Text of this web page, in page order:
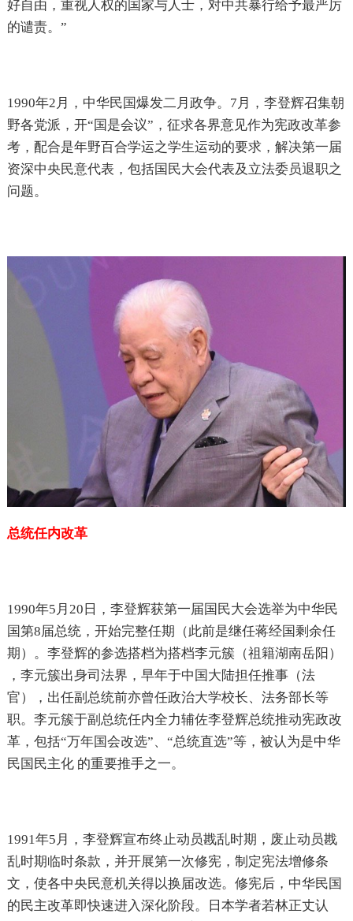
好自由，重视人权的国家与人士，对中共暴行给予最严厉
的谴责。”
1990年2月，中华民国爆发二月政争。7月，李登辉召集朝
野各党派，开“国是会议”，征求各界意见作为宪政改革参
考，配合是年野百合学运之学生运动的要求，解决第一届
资深中央民意代表，包括国民大会代表及立法委员退职之
问题。
总统任内改革
1990年5月20日，李登辉获第一届国民大会选举为中华民
国第8届总统，开始完整任期（此前是继任蒋经国剩余任
期）。李登辉的参选搭档为搭档李元簇（祖籍湖南岳阳）
，李元簇出身司法界，早年于中国大陆担任推事（法
官），出任副总统前亦曾任政治大学校长、法务部长等
职。李元簇于副总统任内全力辅佐李登辉总统推动宪政改
革，包括“万年国会改选”、“总统直选”等，被认为是中华
民国民主化 的重要推手之一。
1991年5月，李登辉宣布终止动员戡乱时期，废止动员戡
乱时期临时条款，并开展第一次修宪，制定宪法增修条
文，使各中央民意机关得以换届改选。修宪后，中华民国
的民主改革即快速进入深化阶段。日本学者若林正丈认